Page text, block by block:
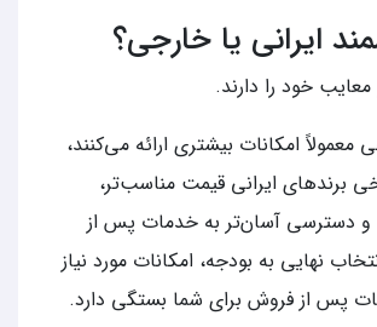
ایرانی یا خارجی؟
معایب خود را دارند.
امکانات بیشتری ارائه می‌کنند،
برندهای ایرانی قیمت مناسب‌تر،
و دسترسی آسان‌تر به خدمات پس از
نهایی به بودجه، امکانات مورد نیاز
پس از فروش برای شما بستگی دارد.